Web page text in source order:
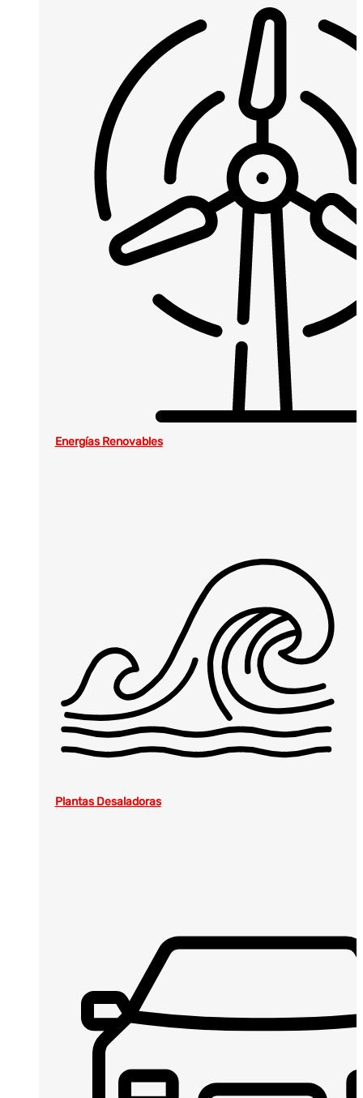
Energías Renovables
Plantas Desaladoras